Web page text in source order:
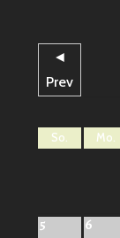
◄
Prev
So. Mo.
5 6